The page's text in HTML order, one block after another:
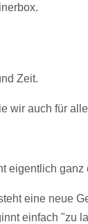
Zeit.
wir auch für
eigentlich ganz
eine neue
einfach "zu